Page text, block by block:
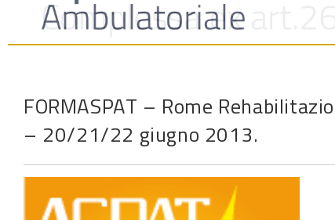
FORMASPAT – Rome
– 20/21/22 giugno 2013.